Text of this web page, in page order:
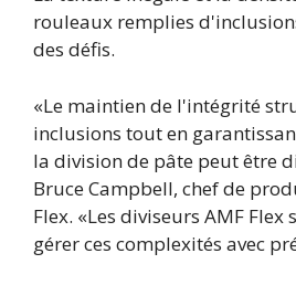
rouleaux remplies
des défis.
«Le maintien de l'intégrité
inclusions tout en
la division de pâte peut être
Bruce Campbell, chef de
Flex. «Les diviseurs AMF
gérer ces complexités avec